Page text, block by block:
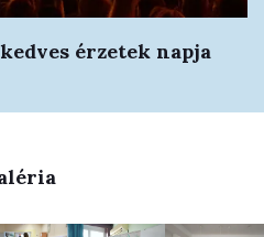
érzetek napja